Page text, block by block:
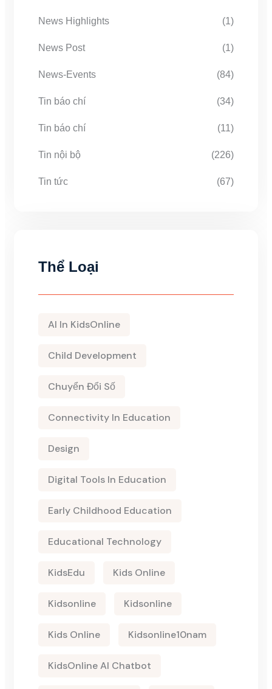
News Highlights (1)
News Post (1)
News-Events (84)
Tin báo chí (34)
Tin báo chí (11)
Tin nội bộ (226)
Tin tức (67)
Thể Loại
AI In KidsOnline
Child Development
Chuyển Đổi Số
Connectivity In Education
Design
Digital Tools In Education
Early Childhood Education
Educational Technology
KidsEdu Kids Online
Kidsonline Kidsonline
Kids Online Kidsonline10nam
KidsOnline AI Chatbot